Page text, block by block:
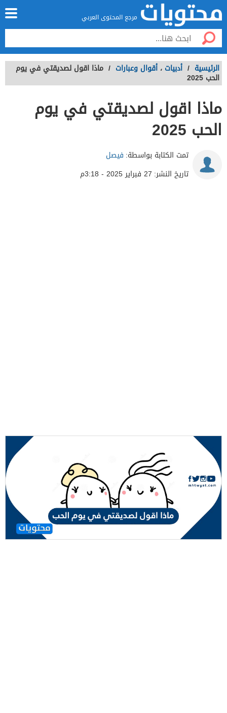
مرجع المحتوى العربي
الرئيسية / أدبيات ، أقوال وعبارات / ماذا اقول لصديقتي في يوم
الحب 2025
ماذا اقول لصديقتي في يوم
الحب 2025
تمت الكتابة بواسطة: فيصل
تاريخ النشر: 27 فبراير 2025 - 3:18م